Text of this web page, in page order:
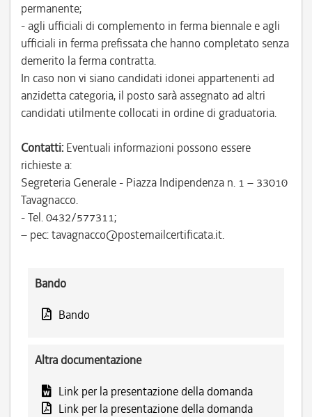
permanente;
- agli ufficiali di complemento in ferma biennale e agli
ufficiali in ferma prefissata che hanno completato senza
demerito la ferma contratta.
In caso non vi siano candidati idonei appartenenti ad
anzidetta categoria, il posto sarà assegnato ad altri
candidati utilmente collocati in ordine di graduatoria.
Contatti: Eventuali informazioni possono essere
richieste a:
Segreteria Generale - Piazza Indipendenza n. 1 – 33010
Tavagnacco.
- Tel. 0432/577311;
– pec: tavagnacco@postemailcertificata.it.
Bando
Bando
Altra documentazione
Link per la presentazione della domanda
Link per la presentazione della domanda